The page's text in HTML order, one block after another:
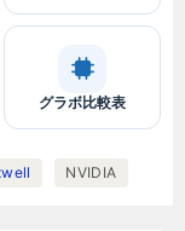
グラボ比較表
NVIDIA